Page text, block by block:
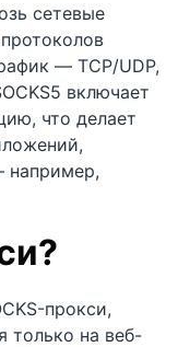
сетевые
— TCP/UDP,
включает
что делает
например,
прокси,
только на веб-